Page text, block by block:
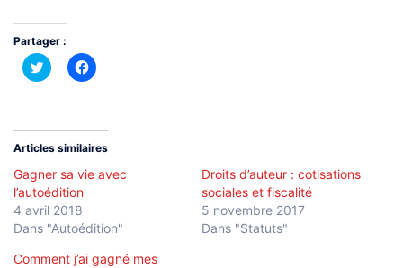
Partager :
Cliquez
pour
une
nouvelle
fenêtre)
Cliquez
pour
une
nouvelle
fenêtre)
Articles similaires
Gagner sa vie avec
l’autoédition
4 avril 2018
Dans "Autoédition"
Droits d’auteur : cotisations
sociales et fiscalité
5 novembre 2017
Dans "Statuts"
Comment j’ai gagné mes